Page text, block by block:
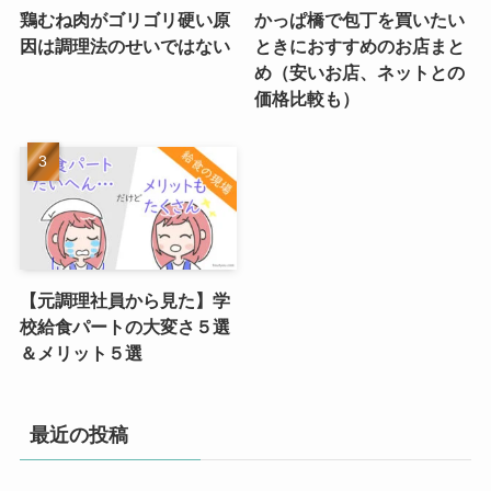
鶏むね肉がゴリゴリ硬い原
因は調理法のせいではない
かっぱ橋で包丁を買いたい
ときにおすすめのお店まと
め（安いお店、ネットとの
価格比較も）
【元調理社員から見た】学
校給食パートの大変さ５選
＆メリット５選
最近の投稿